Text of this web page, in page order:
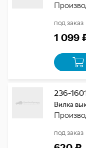
под заказ
1 099
236-
Вилка
под заказ